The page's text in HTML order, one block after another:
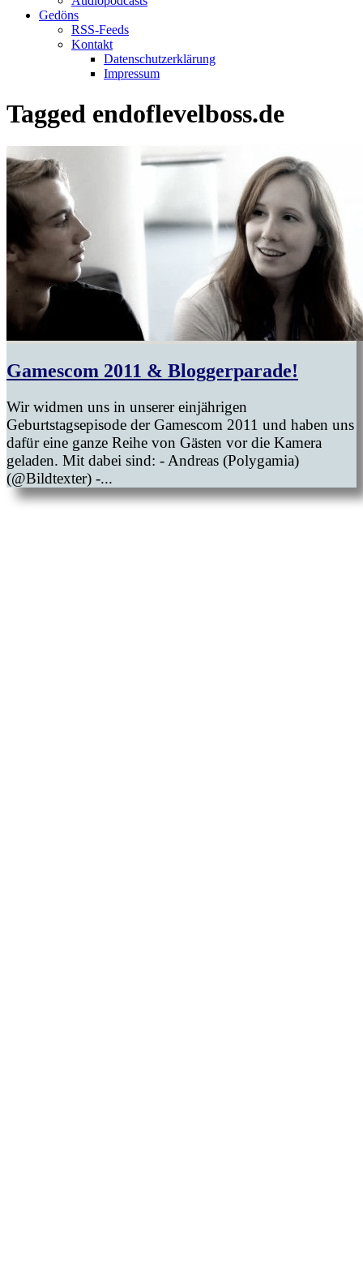
Gedöns
RSS-Feeds
Kontakt
Datenschutzerklärung
Impressum
Tagged endoflevelboss.de
Gamescom 2011 & Bloggerparade!
Wir widmen uns in unserer einjährigen
Geburtstagsepisode der Gamescom 2011 und haben uns
dafür eine ganze Reihe von Gästen vor die Kamera
geladen. Mit dabei sind: - Andreas (Polygamia)
(@Bildtexter) -...